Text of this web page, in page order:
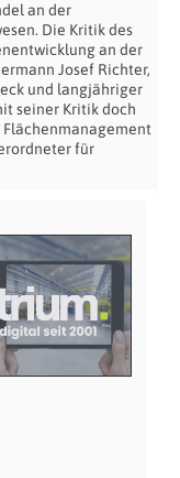
an der
Die Kritik des
an der
Josef Richter,
und langjähriger
seiner Kritik doch
Flächenmanagement
für